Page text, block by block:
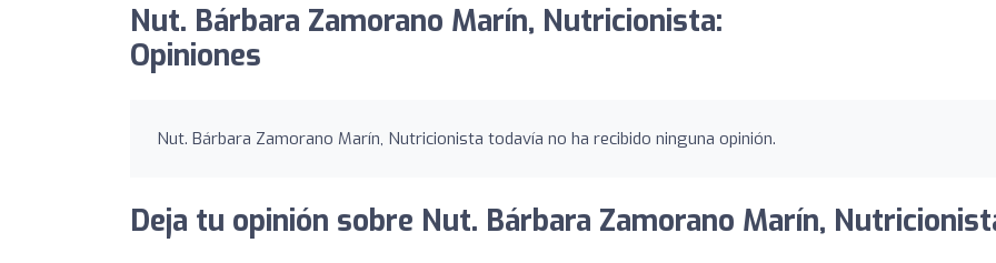
Nut. Bárbara Zamorano Marín, Nutricionista:
Opiniones
Nut. Bárbara Zamorano Marín, Nutricionista todavía no ha recibido ninguna opinión.
Deja tu opinión sobre Nut. Bárbara Zamorano Marín,